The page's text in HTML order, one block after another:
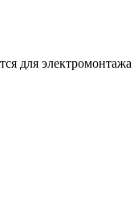
для электромонтажа